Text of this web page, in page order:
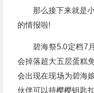
那么接下来就是
的情报啦!
碧海祭5.0定档7
会掉落超大五层蛋糕
会出现在现场为碧海
伙伴可以持樱樱钥匙